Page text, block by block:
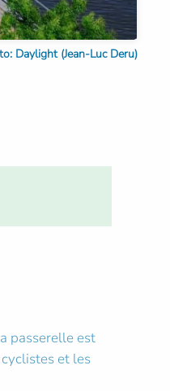
Daylight (Jean-Luc Deru)
passerelle est
et les